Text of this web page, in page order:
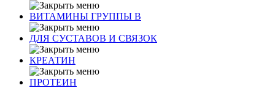
ВИТАМИНЫ ГРУППЫ В
ДЛЯ СУСТАВОВ И СВЯЗОК
КРЕАТИН
ПРОТЕИН